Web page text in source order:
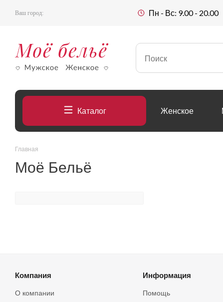
Ваш город: Пн - Вс: 9.00 - 20.00
Каталог Женское
Главная
Моё Бельё
Компания
О компании
Информация
Помощь